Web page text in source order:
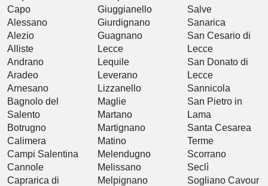
Capo
Alessano
Alezio
Alliste
Andrano
Aradeo
Arnesano
Bagnolo del
Salento
Botrugno
Calimera
Campi Salentina
Cannole
Caprarica di
Giuggianello
Giurdignano
Guagnano
Lecce
Lequile
Leverano
Lizzanello
Maglie
Martano
Martignano
Matino
Melendugno
Melissano
Melpignano
Salve
Sanarica
San Cesario di
Lecce
San Donato di
Lecce
Sannicola
San Pietro in
Lama
Santa Cesarea
Terme
Scorrano
Seclì
Sogliano Cavour